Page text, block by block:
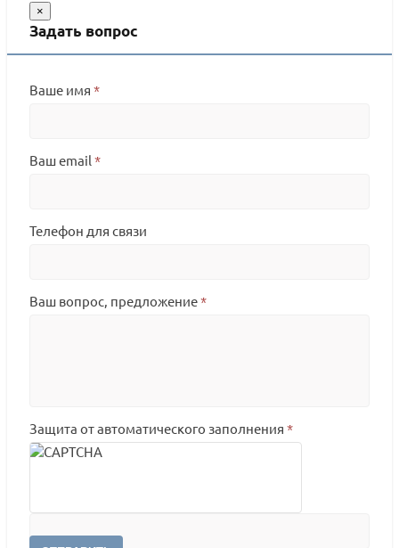
×
Задать вопрос
Ваше имя *
Ваш email *
Телефон для связи
Ваш вопрос, предложение*
Защита от автоматического заполнения *